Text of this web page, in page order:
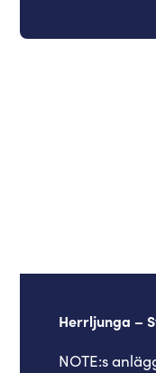
Herrljunga –
NOTE:s